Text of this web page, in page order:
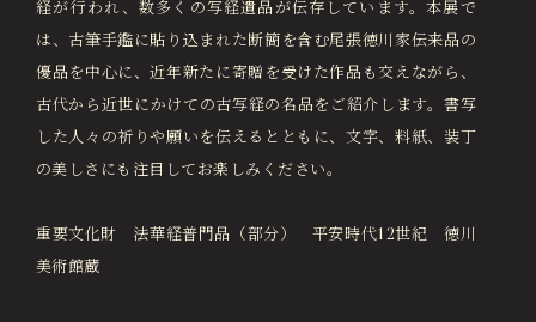
経が行われ、数多くの写経遺品が伝存しています。本展で
は、古筆手鑑に貼り込まれた断簡を含む尾張徳川家伝来品の
優品を中心に、近年新たに寄贈を受けた作品も交えながら、
古代から近世にかけての古写経の名品をご紹介します。書写
した人々の祈りや願いを伝えるとともに、文字、料紙、装丁
の美しさにも注目してお楽しみください。
重要文化財 法華経普門品（部分） 平安時代12世紀 徳川
美術館蔵